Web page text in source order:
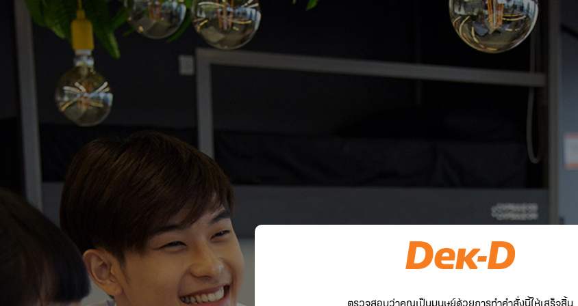
ตรวจสอบว่าคุณเป็นมนุษย์ด้วยการทำคำสั่งนี้ให้เสร็จสิ้น